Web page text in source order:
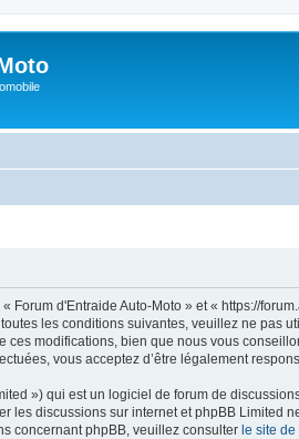
d'Entraide Auto-Moto » et « https://
les conditions suivantes, veuillez ne pas
modifications, bien que nous vous
vous acceptez d’être légalement
») qui est un logiciel de forum de
les discussions sur internet et phpBB Limited
concernant phpBB, veuillez consulter le site de